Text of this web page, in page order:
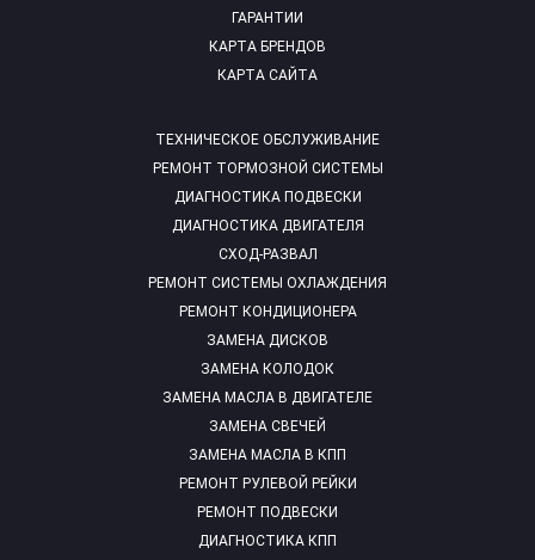
ТЕХНИЧЕСКОЕ ОБСЛУЖИВАНИЕ
РЕМОНТ ТОРМОЗНОЙ СИСТЕМЫ
ДИАГНОСТИКА ПОДВЕСКИ
ДИАГНОСТИКА ДВИГАТЕЛЯ
СХОД-РАЗВАЛ
РЕМОНТ СИСТЕМЫ ОХЛАЖДЕНИЯ
РЕМОНТ КОНДИЦИОНЕРА
ЗАМЕНА ДИСКОВ
ЗАМЕНА КОЛОДОК
ЗАМЕНА МАСЛА В ДВИГАТЕЛЕ
ЗАМЕНА СВЕЧЕЙ
ЗАМЕНА МАСЛА В КПП
РЕМОНТ РУЛЕВОЙ РЕЙКИ
РЕМОНТ ПОДВЕСКИ
ДИАГНОСТИКА КПП
ГАРАНТИИ
КАРТА БРЕНДОВ
КАРТА САЙТА